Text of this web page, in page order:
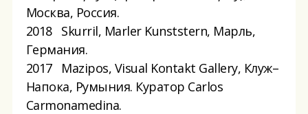
Москва, Россия.
2018 Skurril, Marler Kunststern, Марль,
Германия.
2017 Mazipos, Visual Kontakt Gallery, Клуж–
Напока, Румыния. Куратор Carlos
Сarmonamedina.